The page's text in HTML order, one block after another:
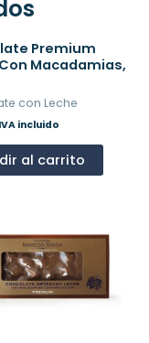
Premium
Macadamias,
con Leche
IVA incluido
al carrito